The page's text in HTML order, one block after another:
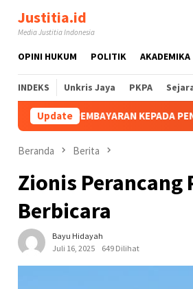
Justitia.id
Media Justitia Indonesia
OPINI HUKUM POLITIK AKADEMIKA
INDEKS Unkris Jaya PKPA
Update
PENYEDIA DALAM
Beranda Berita
Zionis Perancang
Berbicara
Bayu Hidayah
Juli 16, 2025
649 Dilihat